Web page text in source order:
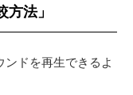
法」
ドを再生できるよ